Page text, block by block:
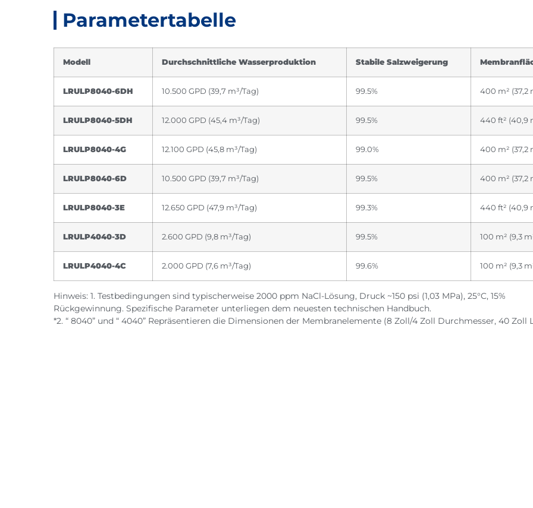
Parametertabelle
Modell Durchschnittliche Wasserproduktion Stabile Salzweigerung
LRULP8040-6DH 10.500 GPD (39,7 m³/Tag) 99.5% 400 m² (37,2
LRULP8040-5DH 12.000 GPD (45,4 m³/Tag) 99.5% 440 ft² (40,9
LRULP8040-4G 12.100 GPD (45,8 m³/Tag) 99.0% 400 m² (37,2
LRULP8040-6D 10.500 GPD (39,7 m³/Tag) 99.5% 400 m² (37,2
LRULP8040-3E 12.650 GPD (47,9 m³/Tag) 99.3% 440 ft² (40,9
LRULP4040-3D 2.600 GPD (9,8 m³/Tag) 99.5% 100 m² (9,3
LRULP4040-4C 2.000 GPD (7,6 m³/Tag) 99.6% 100 m² (9,3
Hinweis: 1. Testbedingungen sind typischerweise 2000 ppm NaCl-Lösung, Druck ~150 psi (1,03 MPa), 25°C, 15%
Rückgewinnung. Spezifische Parameter unterliegen dem neuesten technischen Handbuch.
*2. “ 8040” und “ 4040” Repräsentieren die Dimensionen der Membranelemente (8 Zoll/4 Zoll Durchmesser, 40 Zoll